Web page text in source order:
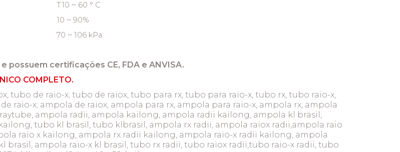
T10 ~ 60 ° C
10 ~ 90%
70 ~ 106 kPa
possuem certificações CE, FDA e ANVISA.
COMPLETO.
tubo de raio-x; tubo de raiox, tubo para rx, tubo para raio-x, tubo rx, tubo raio-x,
raio-x; ampola de raiox, ampola para rx, ampola para raio-x, ampola rx, ampola
raytube, ampola radii, ampola kailong, ampola radii kailong, ampola kl brasil,
tubo kl brasil, tubo klbrasil, ampola rx radii, ampola raiox radii,ampola raio
raio x kailong, ampola rx radii kailong, ampola raio-x radii kailong, ampola
brasil, ampola raio-x kl brasil, tubo rx radii, tubo raiox radii,tubo raio-x radii, tubo